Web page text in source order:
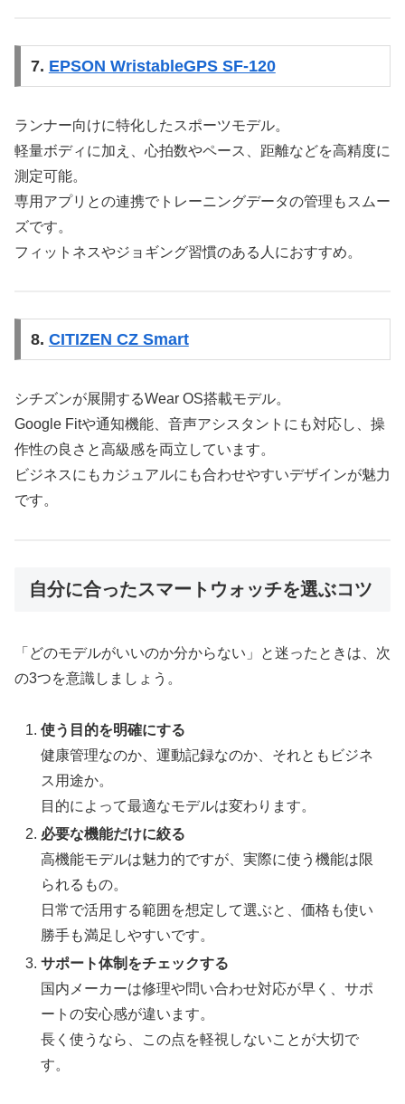
7. EPSON WristableGPS SF-120
ランナー向けに特化したスポーツモデル。
軽量ボディに加え、心拍数やペース、距離などを高精度に
測定可能。
専用アプリとの連携でトレーニングデータの管理もスムー
ズです。
フィットネスやジョギング習慣のある人におすすめ。
8. CITIZEN CZ Smart
シチズンが展開するWear OS搭載モデル。
Google Fitや通知機能、音声アシスタントにも対応し、操
作性の良さと高級感を両立しています。
ビジネスにもカジュアルにも合わせやすいデザインが魅力
です。
自分に合ったスマートウォッチを選ぶコツ
「どのモデルがいいのか分からない」と迷ったときは、次
の3つを意識しましょう。
使う目的を明確にする
健康管理なのか、運動記録なのか、それともビジネ
ス用途か。
目的によって最適なモデルは変わります。
必要な機能だけに絞る
高機能モデルは魅力的ですが、実際に使う機能は限
られるもの。
日常で活用する範囲を想定して選ぶと、価格も使い
勝手も満足しやすいです。
サポート体制をチェックする
国内メーカーは修理や問い合わせ対応が早く、サポ
ートの安心感が違います。
長く使うなら、この点を軽視しないことが大切で
す。